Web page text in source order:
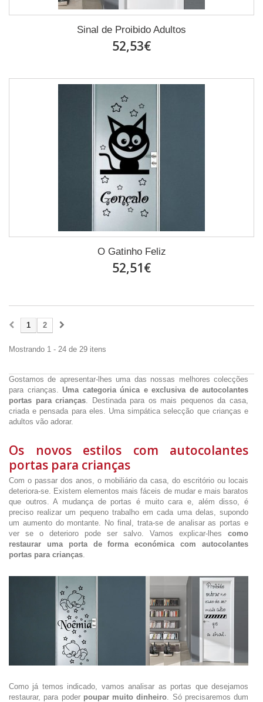
Sinal de Proibido Adultos
52,53€
O Gatinho Feliz
52,51€
1 2
Mostrando 1 - 24 de 29 itens
Gostamos de apresentar-lhes uma das nossas melhores colecções
para crianças. Uma categoria única e exclusiva de autocolantes
portas para crianças. Destinada para os mais pequenos da casa,
criada e pensada para eles. Uma simpática selecção que crianças e
adultos vão adorar.
Os novos estilos com autocolantes
portas para crianças
Com o passar dos anos, o mobiliário da casa, do escritório ou locais
deteriora-se. Existem elementos mais fáceis de mudar e mais baratos
que outros. A mudança de portas é muito cara e, além disso, é
preciso realizar um pequeno trabalho em cada uma delas, supondo
um aumento do montante. No final, trata-se de analisar as portas e
ver se o deterioro pode ser salvo. Vamos explicar-lhes como
restaurar uma porta de forma económica com autocolantes
portas para crianças.
Como já temos indicado, vamos analisar as portas que desejamos
restaurar, para poder poupar muito dinheiro . Só precisaremos dum